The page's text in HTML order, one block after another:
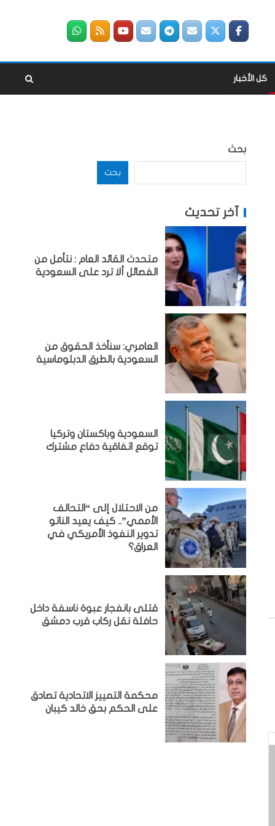
كل الأخبار
بحث
بحث
آخر تحديث
متحدث القائد العام : نتأمل من
الفصائل ألا ترد على السعودية
العامري: سنأخذ الحقوق من
السعودية بالطرق الدبلوماسية
السعودية وباكستان وتركيا
توقع اتفاقية دفاع مشترك
من الاحتلال إلى “التحالف
الأممي”.. كيف يعيد الناتو
تدوير النفوذ الأمريكي في
العراق؟
قتلى بانفجار عبوة ناسفة داخل
حافلة نقل ركاب قرب دمشق
محكمة التمييز الاتحادية تصادق
على الحكم بحق خالد كيبان